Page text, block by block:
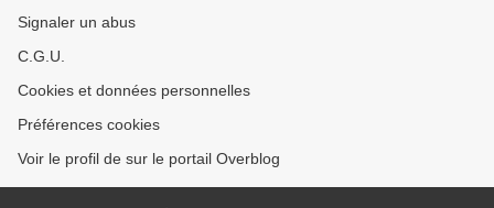
Signaler un abus
C.G.U.
Cookies et données personnelles
Préférences cookies
Voir le profil de sur le portail Overblog